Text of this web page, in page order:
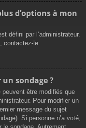
d’options à mon
défini par l’administrateur.
contactez-le.
sondage ?
être modifiés que
Pour modifier un
message du sujet
Si personne n’a voté,